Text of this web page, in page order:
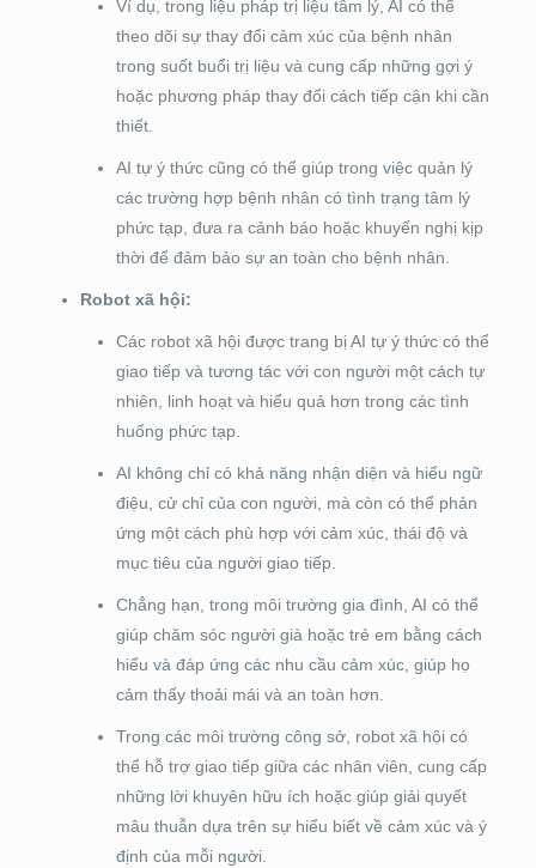
Ví dụ, trong liệu pháp trị liệu tâm lý, AI có thể
theo dõi sự thay đổi cảm xúc của bệnh nhân
trong suốt buổi trị liệu và cung cấp những gợi ý
hoặc phương pháp thay đổi cách tiếp cận khi cần
thiết.
AI tự ý thức cũng có thể giúp trong việc quản lý
các trường hợp bệnh nhân có tình trạng tâm lý
phức tạp, đưa ra cảnh báo hoặc khuyến nghị kịp
thời để đảm bảo sự an toàn cho bệnh nhân.
Robot xã hội:
Các robot xã hội được trang bị AI tự ý thức có thể
giao tiếp và tương tác với con người một cách tự
nhiên, linh hoạt và hiểu quả hơn trong các tình
huống phức tạp.
AI không chỉ có khả năng nhận diện và hiểu ngữ
điệu, cử chỉ của con người, mà còn có thể phản
ứng một cách phù hợp với cảm xúc, thái độ và
mục tiêu của người giao tiếp.
Chẳng hạn, trong môi trường gia đình, AI có thể
giúp chăm sóc người già hoặc trẻ em bằng cách
hiểu và đáp ứng các nhu cầu cảm xúc, giúp họ
cảm thấy thoải mái và an toàn hơn.
Trong các môi trường công sở, robot xã hội có
thể hỗ trợ giao tiếp giữa các nhân viên, cung cấp
những lời khuyên hữu ích hoặc giúp giải quyết
mâu thuẫn dựa trên sự hiểu biết về cảm xúc và ý
định của mỗi người.